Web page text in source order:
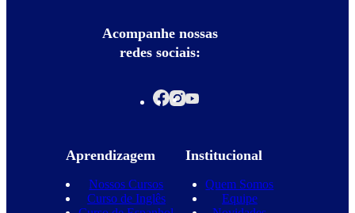
Acompanhe nossas
redes sociais:
Aprendizagem
Nossos Cursos
Curso de Inglês
Institucional
Quem Somos
Equipe